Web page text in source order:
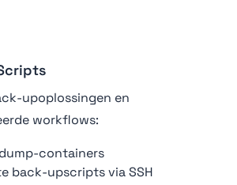
upoplossingen en
workflows:
containers
back-upscripts via SSH